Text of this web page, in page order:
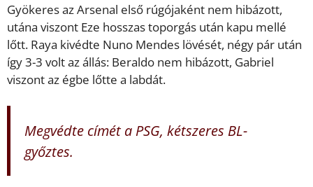
Gyökeres az Arsenal első rúgójaként nem hibázott,
utána viszont Eze hosszas toporgás után kapu mellé
lőtt. Raya kivédte Nuno Mendes lövését, négy pár után
így 3-3 volt az állás: Beraldo nem hibázott, Gabriel
viszont az égbe lőtte a labdát.
Megvédte címét a PSG, kétszeres BL-
győztes.